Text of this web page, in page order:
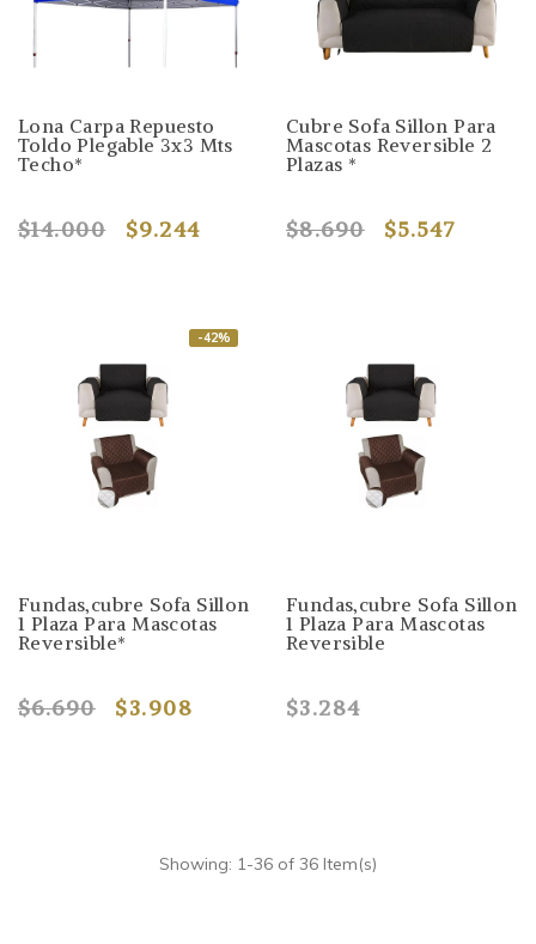
Lona Carpa Repuesto
Toldo Plegable 3x3 Mts
Techo*
$14.000 $9.244
Cubre Sofa Sillon Para
Mascotas Reversible 2
Plazas *
$8.690 $5.547
-42%
Fundas,cubre Sofa Sillon
1 Plaza Para Mascotas
Reversible*
$6.690 $3.908
Fundas,cubre Sofa Sillon
1 Plaza Para Mascotas
Reversible
$3.284
Showing: 1-36 of 36 Item(s)